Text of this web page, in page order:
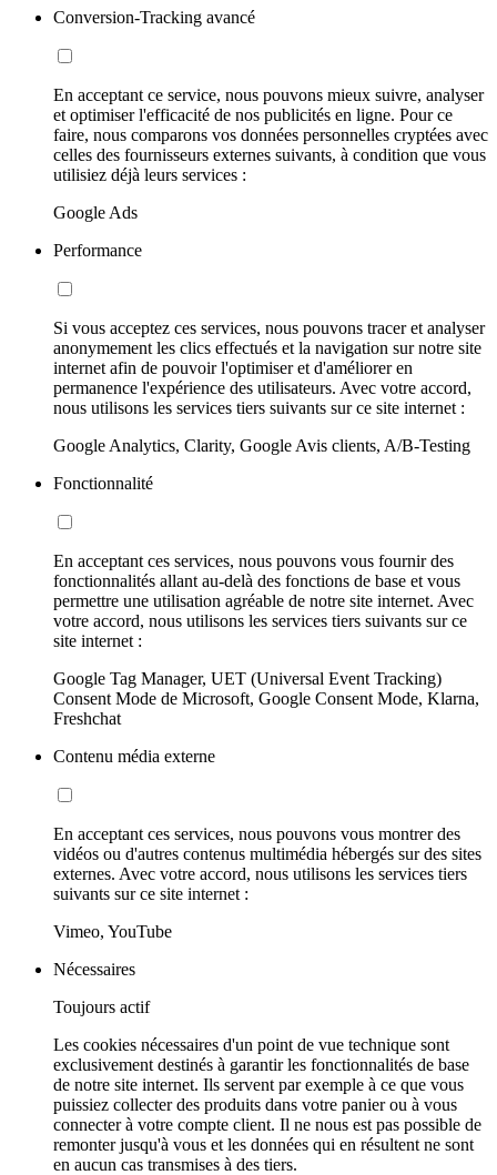
Conversion-Tracking avancé
En acceptant ce service, nous pouvons mieux suivre, analyser
et optimiser l'efficacité de nos publicités en ligne. Pour ce
faire, nous comparons vos données personnelles cryptées avec
celles des fournisseurs externes suivants, à condition que vous
utilisiez déjà leurs services :
Google Ads
Performance
Si vous acceptez ces services, nous pouvons tracer et analyser
anonymement les clics effectués et la navigation sur notre site
internet afin de pouvoir l'optimiser et d'améliorer en
permanence l'expérience des utilisateurs. Avec votre accord,
nous utilisons les services tiers suivants sur ce site internet :
Google Analytics, Clarity, Google Avis clients, A/B-Testing
Fonctionnalité
En acceptant ces services, nous pouvons vous fournir des
fonctionnalités allant au-delà des fonctions de base et vous
permettre une utilisation agréable de notre site internet. Avec
votre accord, nous utilisons les services tiers suivants sur ce
site internet :
Google Tag Manager, UET (Universal Event Tracking)
Consent Mode de Microsoft, Google Consent Mode, Klarna,
Freshchat
Contenu média externe
En acceptant ces services, nous pouvons vous montrer des
vidéos ou d'autres contenus multimédia hébergés sur des sites
externes. Avec votre accord, nous utilisons les services tiers
suivants sur ce site internet :
Vimeo, YouTube
Nécessaires
Toujours actif
Les cookies nécessaires d'un point de vue technique sont
exclusivement destinés à garantir les fonctionnalités de base
de notre site internet. Ils servent par exemple à ce que vous
puissiez collecter des produits dans votre panier ou à vous
connecter à votre compte client. Il ne nous est pas possible de
remonter jusqu'à vous et les données qui en résultent ne sont
en aucun cas transmises à des tiers.